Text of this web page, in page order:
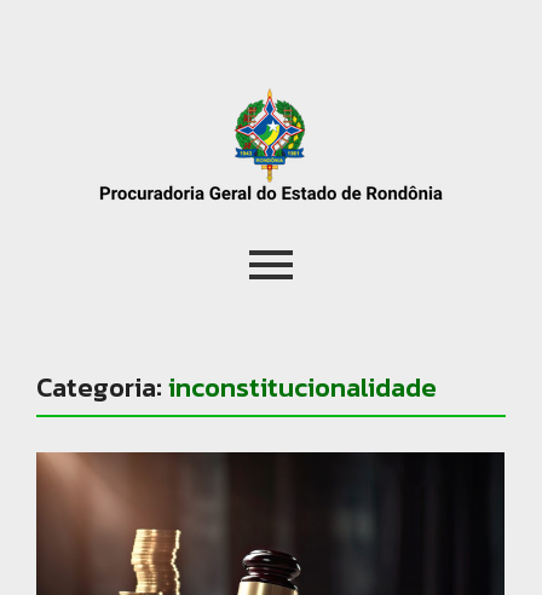
Categoria:inconstitucionalidade